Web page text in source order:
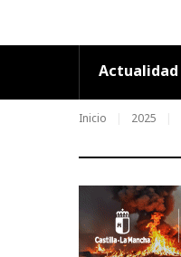
Actualidad
Inicio 2025